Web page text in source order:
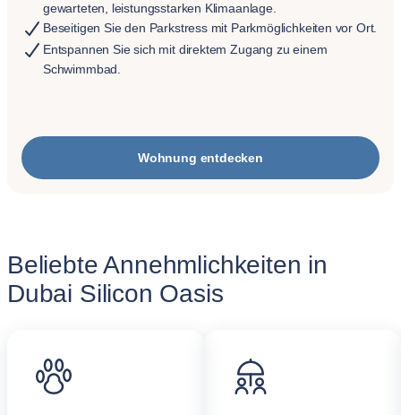
gewarteten, leistungsstarken Klimaanlage.
Beseitigen Sie den Parkstress mit Parkmöglichkeiten vor Ort.
Entspannen Sie sich mit direktem Zugang zu einem
Schwimmbad.
Wohnung entdecken
Beliebte Annehmlichkeiten in
Dubai Silicon Oasis